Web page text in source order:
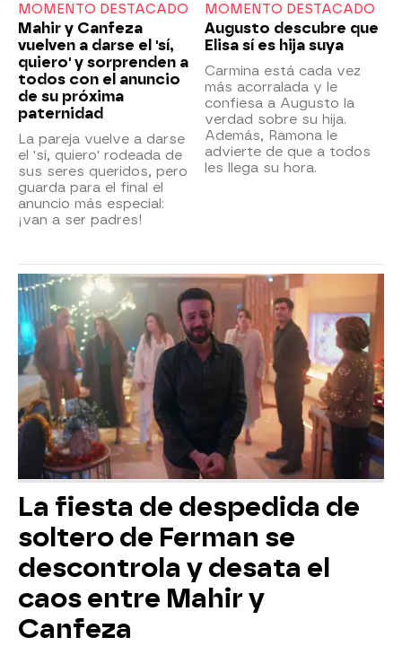
MOMENTO DESTACADO
Mahir y Canfeza
vuelven a darse el 'sí,
quiero' y sorprenden a
todos con el anuncio
de su próxima
paternidad
La pareja vuelve a darse
el 'sí, quiero' rodeada de
sus seres queridos, pero
guarda para el final el
anuncio más especial:
¡van a ser padres!
MOMENTO DESTACADO
Augusto descubre que
Elisa sí es hija suya
Carmina está cada vez
más acorralada y le
confiesa a Augusto la
verdad sobre su hija.
Además, Ramona le
advierte de que a todos
les llega su hora.
La fiesta de despedida de
soltero de Ferman se
descontrola y desata el
caos entre Mahir y
Canfeza